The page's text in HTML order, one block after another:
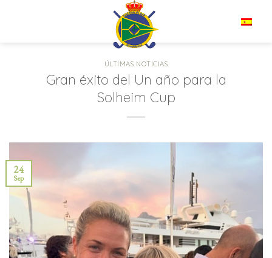
ÚLTIMAS NOTICIAS
Gran éxito del Un año para la
Solheim Cup
24
Sep